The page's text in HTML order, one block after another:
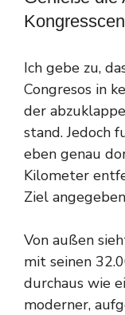
Ich gebe zu,
Congresos in
der
stand. Jedoch
eben genau
Kilometer
Ziel
Von außen
mit seinen
durchaus wie
moderner,